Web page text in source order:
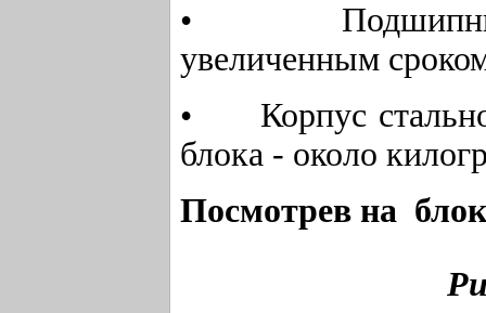
• Подшипники
увеличенным
• Корпус
блока - около
Посмотрев на